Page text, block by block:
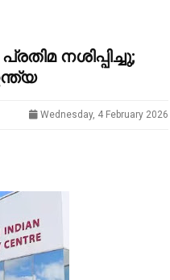
നശിപ്പിച്ചു;
Wednesday, 4 February 2026